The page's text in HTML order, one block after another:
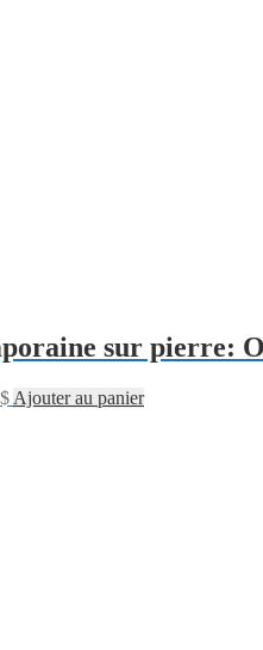
sur pierre:
$ Ajouter au panier